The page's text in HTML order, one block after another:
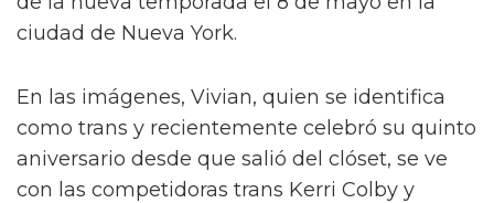
ciudad de Nueva York.
En las imágenes, Vivian, quien se identifica
como trans y recientemente celebró su quinto
aniversario desde que salió del clóset, se ve
con las competidoras trans Kerri Colby y